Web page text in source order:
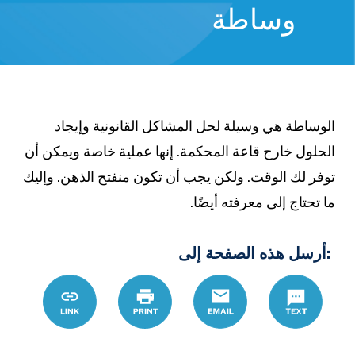
وساطة
الوساطة هي وسيلة لحل المشاكل القانونية وإيجاد
الحلول خارج قاعة المحكمة. إنها عملية خاصة ويمكن أن
توفر لك الوقت. ولكن يجب أن تكون منفتح الذهن. وإليك
ما تحتاج إلى معرفته أيضًا.
:أرسل هذه الصفحة إلى
Text
Email
Print
Link